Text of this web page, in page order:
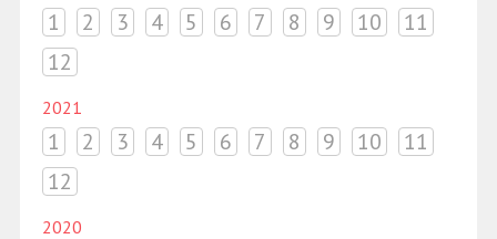
1 2 3 4 5 6 7 8 9 10
11
12
2021
1 2 3 4 5 6 7 8 9 10
11
12
2020